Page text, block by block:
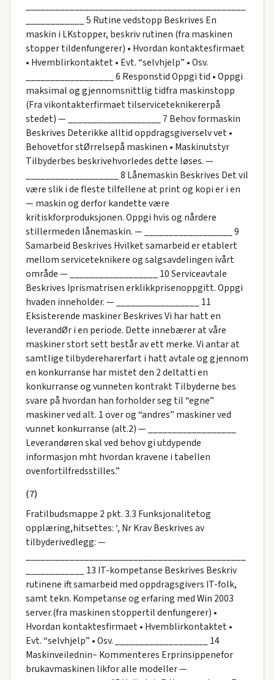
____________ 5 Rutine vedstopp Beskrives En
maskin i LKstopper, beskriv rutinen (fra maskinen
stopper tildenfungerer) • Hvordan kontaktesfirmaet
• Hvemblirkontaktet • Evt. “selvhjelp” • Osv.
__________________ 6 Responstid Oppgi tid • Oppgi
maksimal og gjennomsnittlig tidfra maskinstopp
(Fra vikontakterfirmaet tilserviceteknikererpå
stedet) — ___________________ 7 Behov formaskin
Beskrives Deterikke alltid oppdragsgiverselv vet •
Behovetfor stØrrelsepå maskinen • Maskinutstyr
Tilbyderbes beskrivehvorledes dette løses. —
___________________ 8 Lånemaskin Beskrives Det vil
være slik i de fleste tilfellene at print og kopi er i en
— maskin og derfor kandette være
kritiskforproduksjonen. Oppgi hvis og nårdere
stillermeden lånemaskin. — __________________ 9
Samarbeid Beskrives Hvilket samarbeid er etablert
mellom serviceteknikere og salgsavdelingen ivårt
område — __________________ 10 Serviceavtale
Beskrives Iprismatrisen erklikkprisenoppgitt. Oppgi
hvaden inneholder. — _________________ 11
Eksisterende maskiner Beskrives Vi har hatt en
leverandØr i en periode. Dette innebærer at våre
maskiner stort sett består av ett merke. Vi antar at
samtlige tilbydereharerfart i hatt avtale og gjennom
en konkurranse har mistet den 2 deltatti en
konkurranse og vunneten kontrakt Tilbyderne bes
svare på hvordan han forholder seg til “egne”
maskiner ved alt. 1 over og “andres” maskiner ved
vunnet konkurranse (alt.2) — __________________
Leverandøren skal ved behov gi utdypende
informasjon mht hvordan kravene i tabellen
ovenfortilfredsstilles.”
(7)
Fratilbudsmappe 2 pkt. 3.3 Funksjonalitetog
opplæring,hitsettes: ‘, Nr Krav Beskrives av
tilbyderivedlegg: —
____________ 13 IT-kompetanse Beskrives Beskriv
rutinene ift samarbeid med oppdragsgivers IT-folk,
samt tekn. Kompetanse og erfaring med Win 2003
server.(fra maskinen stoppertil denfungerer) •
Hvordan kontaktesfirmaet • Hvemblirkontaktet •
Evt. “selvhjelp” • Osv. ___________________ 14
Maskinveilednin~ Kommenteres Erprinsippenefor
brukavmaskinen likfor alle modeller —